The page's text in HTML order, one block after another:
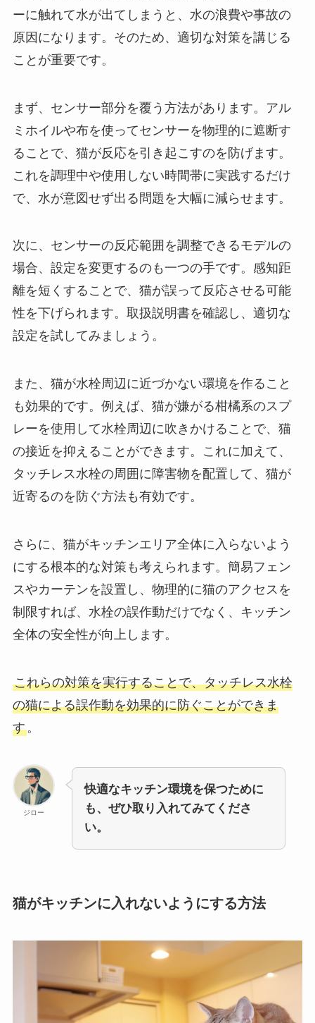
ーに触れて水が出てしまうと、水の浪費や事故の
原因になります。そのため、適切な対策を講じる
ことが重要です。
まず、センサー部分を覆う方法があります。アル
ミホイルや布を使ってセンサーを物理的に遮断す
ることで、猫が反応を引き起こすのを防げます。
これを調理中や使用しない時間帯に実践するだけ
で、水が意図せず出る問題を大幅に減らせます。
次に、センサーの反応範囲を調整できるモデルの
場合、設定を変更するのも一つの手です。感知距
離を短くすることで、猫が誤って反応させる可能
性を下げられます。取扱説明書を確認し、適切な
設定を試してみましょう。
また、猫が水栓周辺に近づかない環境を作ること
も効果的です。例えば、猫が嫌がる柑橘系のスプ
レーを使用して水栓周辺に吹きかけることで、猫
の接近を抑えることができます。これに加えて、
タッチレス水栓の周囲に障害物を配置して、猫が
近寄るのを防ぐ方法も有効です。
さらに、猫がキッチンエリア全体に入らないよう
にする根本的な対策も考えられます。簡易フェン
スやカーテンを設置し、物理的に猫のアクセスを
制限すれば、水栓の誤作動だけでなく、キッチン
全体の安全性が向上します。
これらの対策を実行することで、タッチレス水栓
の猫による誤作動を効果的に防ぐことができま
す。
ジロー
快適なキッチン環境を保つために
も、ぜひ取り入れてみてくださ
い。
猫がキッチンに入れないようにする方法